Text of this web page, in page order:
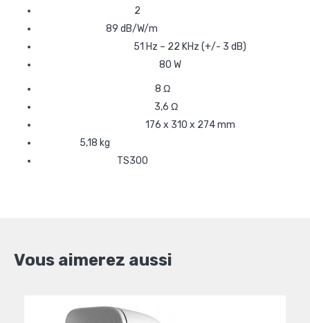
2
89 dB/W/m
51 Hz – 22 KHz (+/- 3 dB)
80 W
8 Ω
3,6 Ω
176 x 310 x 274 mm
5,18 kg
TS300
Vous aimerez aussi